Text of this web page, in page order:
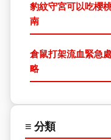
豹紋守宮可以吃櫻
南
倉鼠打架流血緊急
略
≡ 分類